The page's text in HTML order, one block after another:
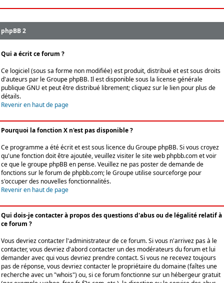
phpBB 2
Qui a écrit ce forum ?
Ce logiciel (sous sa forme non modifiée) est produit, distribué et est sous droits
d'auteurs par leGroupe phpBB. Il est disponible sous la license générale
publique GNU et peut être distribué librement; cliquez sur le lien pour plus de
détails.
Revenir en haut de page
Pourquoi la fonction X n'est pas disponible ?
Ce programme a été écrit et est sous licence du Groupe phpBB. Si vous croyez
qu'une fonction doit être ajoutée, veuillez visiter le site web phpbb.com et voir
ce que le groupe phpBB en pense. Veuillez ne pas poster de demande de
fonctions sur le forum de phpbb.com; le Groupe utilise sourceforge pour
s'occuper des nouvelles fonctionnalités.
Revenir en haut de page
Qui dois-je contacter à propos des questions d'abus ou de légalité relatif à
ce forum ?
Vous devriez contacter l'administrateur de ce forum. Si vous n'arrivez pas à le
contacter, vous devriez d'abord contacter un des modérateurs du forum et lui
demander avec qui vous devriez prendre contact. Si vous ne recevez toujours
pas de réponse, vous devriez contacter le propriétaire du domaine (faîtes une
recherche avec un "whois") ou, si ce forum fonctionne sur un hébergeur gratuit